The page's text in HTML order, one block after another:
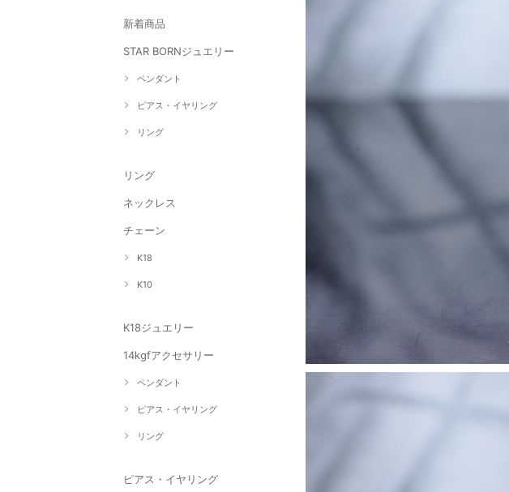
新着商品
STAR BORNジュエリー
ペンダント
ピアス・イヤリング
リング
リング
ネックレス
チェーン
K18
K10
K18ジュエリー
14kgfアクセサリー
ペンダント
ピアス・イヤリング
リング
ピアス・イヤリング